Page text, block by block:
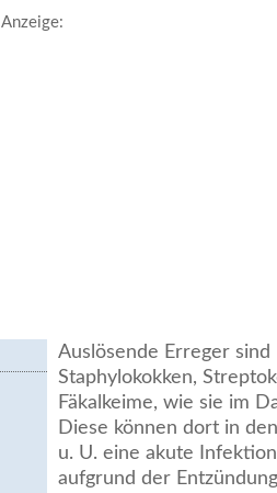
Anzeige:
Auslösende Erreger
Staphylokokken,
Fäkalkeime, wie sie im
Diese können dort in
u. U. eine akute
aufgrund der